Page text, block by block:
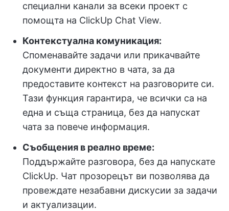
специални канали за всеки проект с
помощта на ClickUp Chat View.
Контекстуална комуникация:
Споменавайте задачи или прикачвайте
документи директно в чата, за да
предоставите контекст на разговорите си.
Тази функция гарантира, че всички са на
една и съща страница, без да напускат
чата за повече информация.
Съобщения в реално време:
Поддържайте разговора, без да напускате
ClickUp. Чат прозорецът ви позволява да
провеждате незабавни дискусии за задачи
и актуализации.